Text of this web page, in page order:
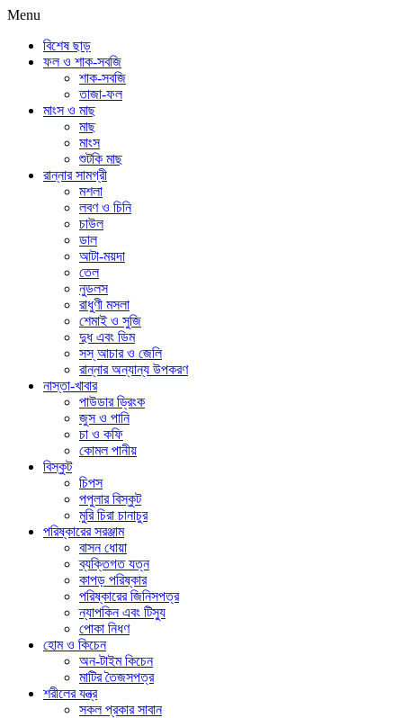
Menu
বিশেষ ছাড়
ফল ও শাক-সবজি
শাক-সবজি
তাজা-ফল
মাংস ও মাছ
মাছ
মাংস
শুটকি মাছ
রান্নার সামগ্রী
মশলা
লবণ ও চিনি
চাউল
ডাল
আটা-ময়দা
তেল
নুডলস
রাধুণী মসলা
শেমাই ও সুজি
দুধ এবং ডিম
সস্ আচার ও জেলি
রান্নার অন্যান্য উপকরণ
নাস্তা-খাবার
পাউডার ড্রিংক
জুস ও পানি
চা ও কফি
কোমল পানীয়
বিস্কুট
চিপস
পপুলার বিস্কুট
মুরি চিরা চানাচুর
পরিষ্কারের সরঞ্জাম
বাসন ধোয়া
ব্যক্তিগত যত্ন
কাপড় পরিষ্কার
পরিষ্কারের জিনিসপত্র
ন্যাপকিন এবং টিস্যু
পোকা নিধণ
হোম ও কিচেন
অন-টাইম কিচেন
মাটির তৈজসপত্র
শরীলের যন্ত্র
সকল প্রকার সাবান